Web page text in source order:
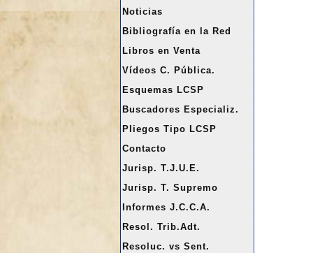
rNoticias
Bibliografía en la Red
Libros en Venta
Vídeos C. Pública.
Esquemas LCSP
Buscadores Especializ.
Pliegos Tipo LCSP
Contacto
Jurisp. T.J.U.E.
Jurisp. T. Supremo
Informes J.C.C.A.
Resol. Trib.Adt.
Resoluc. vs Sent.